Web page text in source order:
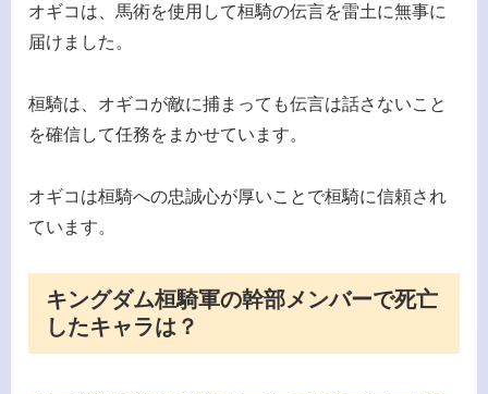
オギコは、馬術を使用して桓騎の伝言を雷土に無事に
届けました。
桓騎は、オギコが敵に捕まっても伝言は話さないこと
を確信して任務をまかせています。
オギコは桓騎への忠誠心が厚いことで桓騎に信頼され
ています。
キングダム桓騎軍の幹部メンバーで死亡
したキャラは？